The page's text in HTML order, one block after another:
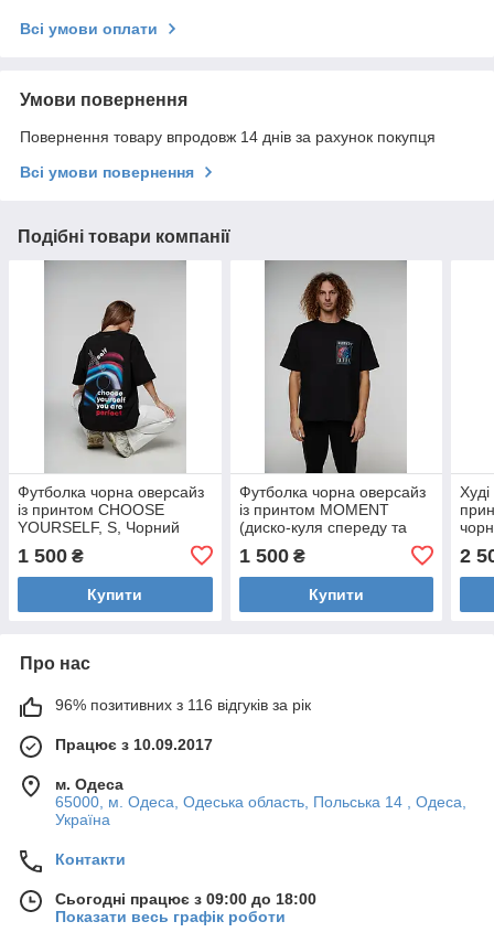
Всі умови оплати
Умови повернення
Повернення товару впродовж 14 днів за рахунок покупця
Всі умови повернення
Подібні товари компанії
Футболка чорна оверсайз
із принтом CHOOSE
YOURSELF, S, Чорний
1 500 ₴
Купити
Футболка чорна оверсайз
із принтом MOMENT
(диско-куля спереду та
Чорний
1 500₴
Купити
2
Про нас
96% позитивних з 116 відгуків за рік
Працює з 10.09.2017
м. Одеса
65000, м. Одеса, Одеська область, Польська 14 , Одеса,
Україна
Контакти
Сьогодні працює з 09:00 до 18:00
Показати весь графік роботи